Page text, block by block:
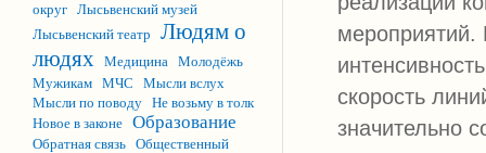
округ Лысьвенский музей
Лысьвенский театр
Людям о
людях Медицина Молодёжь
Мужикам МЧС
Мысли вслух
Мысли по поводу Не возьму в толк
Новое в законе Образование
Обратная связь Общественный
мероприятий.
скорость
значительно